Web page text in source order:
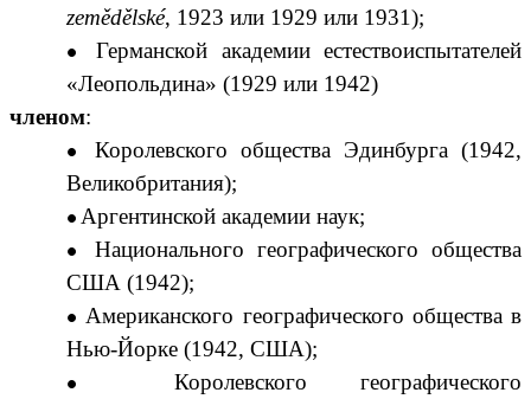
zemědělské, 1923 или 1929 или 1931);
Германской академии естествоиспытателей
«Леопольдина» (1929 или 1942)
членом:
Королевского общества Эдинбурга (1942,
Великобритания);
Аргентинской академии наук;
Национального географического общества
США (1942);
Американского географического общества в
Нью-Йорке (1942, США);
Королевского географического